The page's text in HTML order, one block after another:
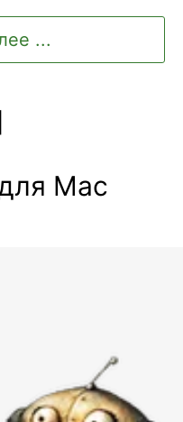
...
Mac